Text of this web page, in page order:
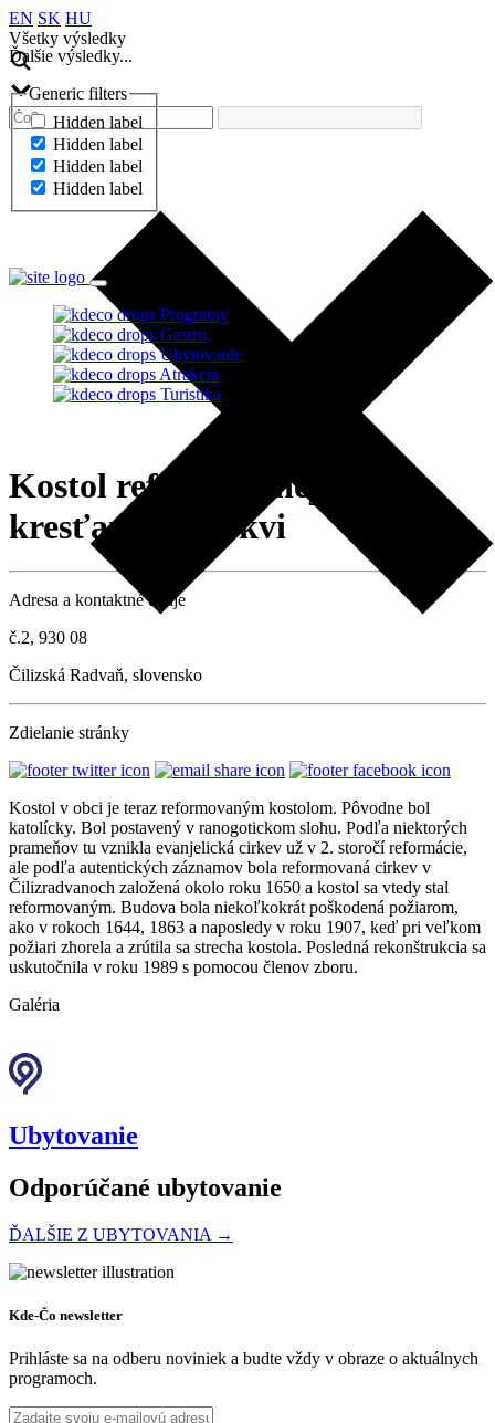
EN SK HU
Všetky výsledky
Ďalšie výsledky...
Generic filters
Hidden label
Hidden label
Hidden label
Hidden label
Ďalšie výsledky...
Programy
Gastro
Ubytovanie
Atrakcia
Turistika
Kostol reformovanej
kresťanskej cirkvi
Adresa a kontaktné údaje
č.2, 930 08
Čilizská Radvaň, slovensko
Zdielanie stránky
Kostol v obci je teraz reformovaným kostolom. Pôvodne bol
katolícky. Bol postavený v ranogotickom slohu. Podľa niektorých
prameňov tu vznikla evanjelická cirkev už v 2. storočí reformácie,
ale podľa autentických záznamov bola reformovaná cirkev v
Čilizradvanoch založená okolo roku 1650 a kostol sa vtedy stal
reformovaným. Budova bola niekoľkokrát poškodená požiarom,
ako v rokoch 1644, 1863 a naposledy v roku 1907, keď pri veľkom
požiari zhorela a zrútila sa strecha kostola. Posledná rekonštrukcia sa
uskutočnila v roku 1989 s pomocou členov zboru.
Galéria
Ubytovanie
Odporúčané ubytovanie
ĎALŠIE Z UBYTOVANIA →
Apartmán Lenka
Kde-Čo newsletter
Prihláste sa na odberu noviniek a budte vždy v obraze o aktuálnych
programoch.